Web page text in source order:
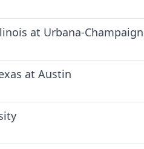
at Urbana-Champaign
at Austin